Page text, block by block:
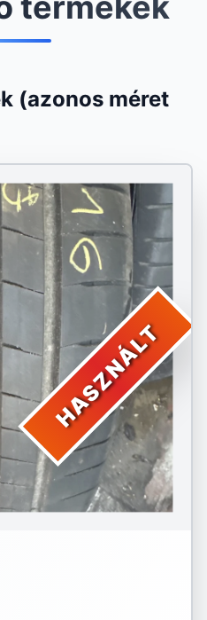
(azonos méret
HASZNÁLT